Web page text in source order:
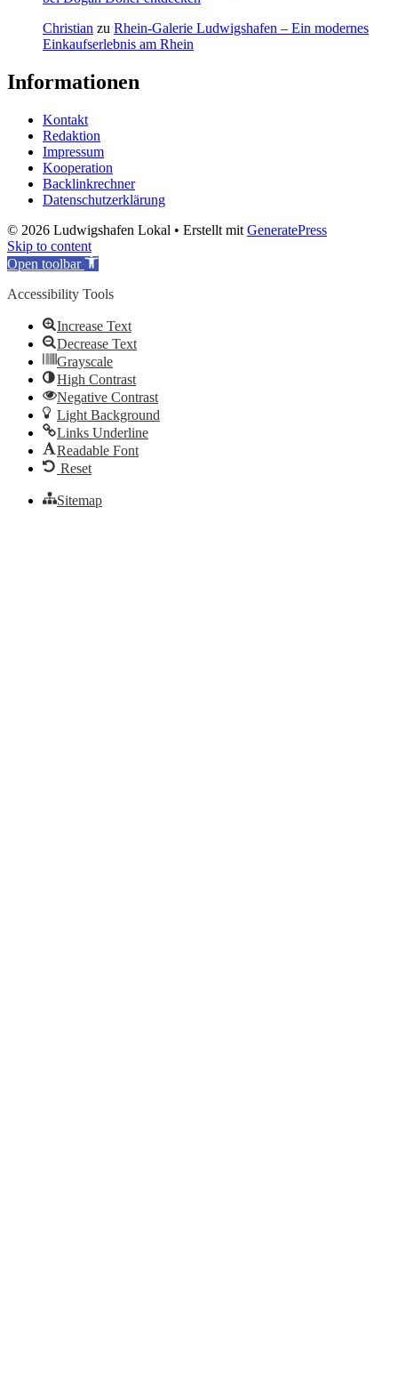
Christian zu Rhein-Galerie Ludwigshafen – Ein modernes
Einkaufserlebnis am Rhein
Informationen
Kontakt
Redaktion
Impressum
Kooperation
Backlinkrechner
Datenschutzerklärung
© 2026 Ludwigshafen Lokal • Erstellt mit GeneratePress
Skip to content
Open toolbar
Accessibility Tools
Increase Text
Decrease Text
Grayscale
High Contrast
Negative Contrast
Light Background
Links Underline
Readable Font
Reset
Sitemap